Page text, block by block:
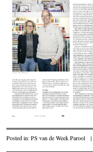
Posted in:PS van de Week Parool |